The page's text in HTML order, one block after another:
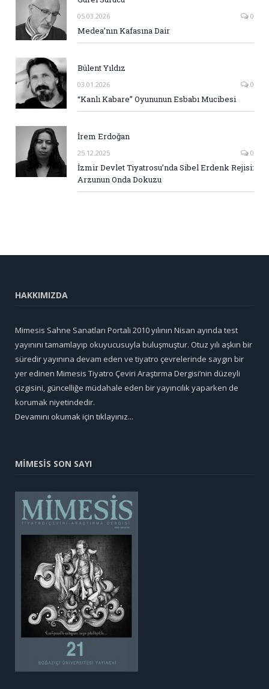
05.03.2026 0
Medea’nın Kafasına Dair
Bülent Yıldız
03.01.2026 0
“Kanlı Kabare” Oyununun Esbabı Mucibesi
İrem Erdoğan
25.12.2025 0
İzmir Devlet Tiyatrosu’nda Sibel Erdenk Rejisi:
Arzunun Onda Dokuzu
HAKKIMIZDA
Mimesis Sahne Sanatları Portali 2010 yılının Nisan ayında test
yayınını tamamlayıp okuyucusuyla buluşmuştur. Otuz yılı aşkın bir
süredir yayınına devam eden ve tiyatro çevrelerinde saygın bir
yer edinen Mimesis Tiyatro Çeviri Araştırma Dergisi’nin düzeyli
çizgisini, güncelliğe müdahale eden bir yayıncılık yaparken de
korumak niyetindedir.
Devamını okumak için tıklayınız...
MİMESİS SON SAYI